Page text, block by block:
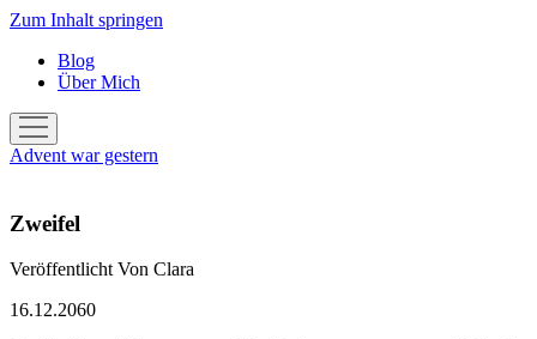
Zum Inhalt springen
Blog
Über Mich
Menü
öffnen
Advent war gestern
Zweifel
VeröffentlichtVon Clara
16.12.2060